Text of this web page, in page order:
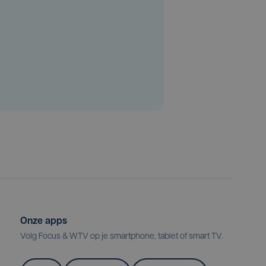
Onze apps
Volg Focus & WTV op je smartphone, tablet of smart TV.